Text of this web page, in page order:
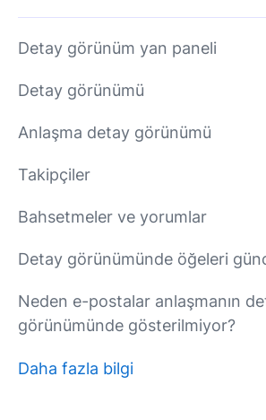
Detay görünüm yan paneli
Detay görünümü
Anlaşma detay görünümü
Takipçiler
Bahsetmeler ve yorumlar
Detay görünümünde öğeleri
Neden e-postalar anlaşmanın
görünümünde gösterilmiyor?
Daha fazla bilgi